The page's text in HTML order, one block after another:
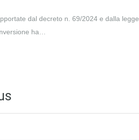
dal decreto n. 69/2024 e dalla legge
ha…